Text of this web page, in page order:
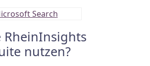
RheinInsights
nutzen?